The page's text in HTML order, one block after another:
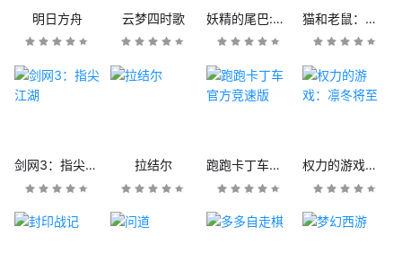
明日方舟 云梦四时歌 妖精的尾巴:魔导少年 猫和老鼠：欢乐互动
剑网3：指尖江湖 拉结尔 跑跑卡丁车官方竞速版 权力的游戏：凛冬将至